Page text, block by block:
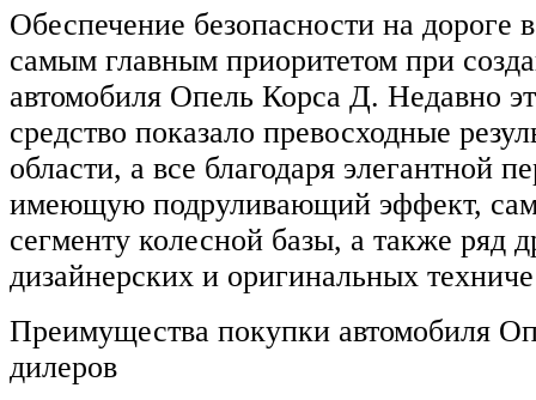
Обеспечение безопасности на дороге
самым главным приоритетом при
автомобиля Опель Корса Д. Недавно
средство показало превосходные
области, а все благодаря элегантной
имеющую подруливающий эффект,
сегменту колесной базы, а также ряд
дизайнерских и оригинальных
Преимущества покупки автомобиля
дилеров